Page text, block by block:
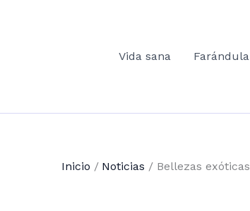
Vida sana
Farándula
Inicio Noticias Bellezas exóticas